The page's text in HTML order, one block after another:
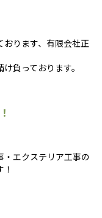
おります、有限会社正
負っております。
エクステリア工事の